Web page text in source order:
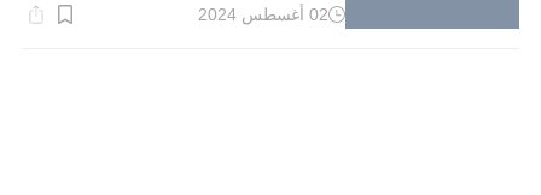
وقت
02 أغسطس 2024